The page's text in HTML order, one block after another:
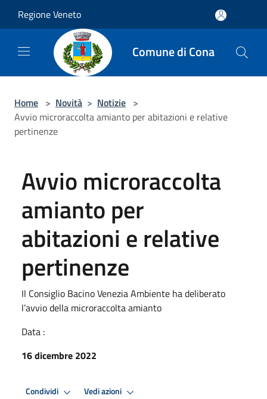
Regione Veneto
Comune di Cona
Home > Novità > Notizie >
Avvio microraccolta amianto per abitazioni e relative
pertinenze
Avvio microraccolta
amianto per
abitazioni e relative
pertinenze
Il Consiglio Bacino Venezia Ambiente ha deliberato
l’avvio della microraccolta amianto
Data :
16 dicembre 2022
Condividi Vedi azioni